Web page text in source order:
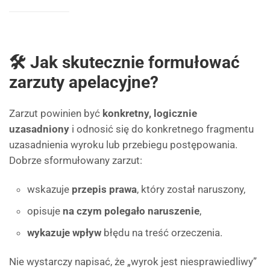
🛠 Jak skutecznie formułować
zarzuty apelacyjne?
Zarzut powinien być konkretny, logicznie
uzasadniony i odnosić się do konkretnego fragmentu
uzasadnienia wyroku lub przebiegu postępowania.
Dobrze sformułowany zarzut:
wskazuje przepis prawa, który został naruszony,
opisuje na czym polegało naruszenie,
wykazuje wpływ błędu na treść orzeczenia.
Nie wystarczy napisać, że „wyrok jest niesprawiedliwy”